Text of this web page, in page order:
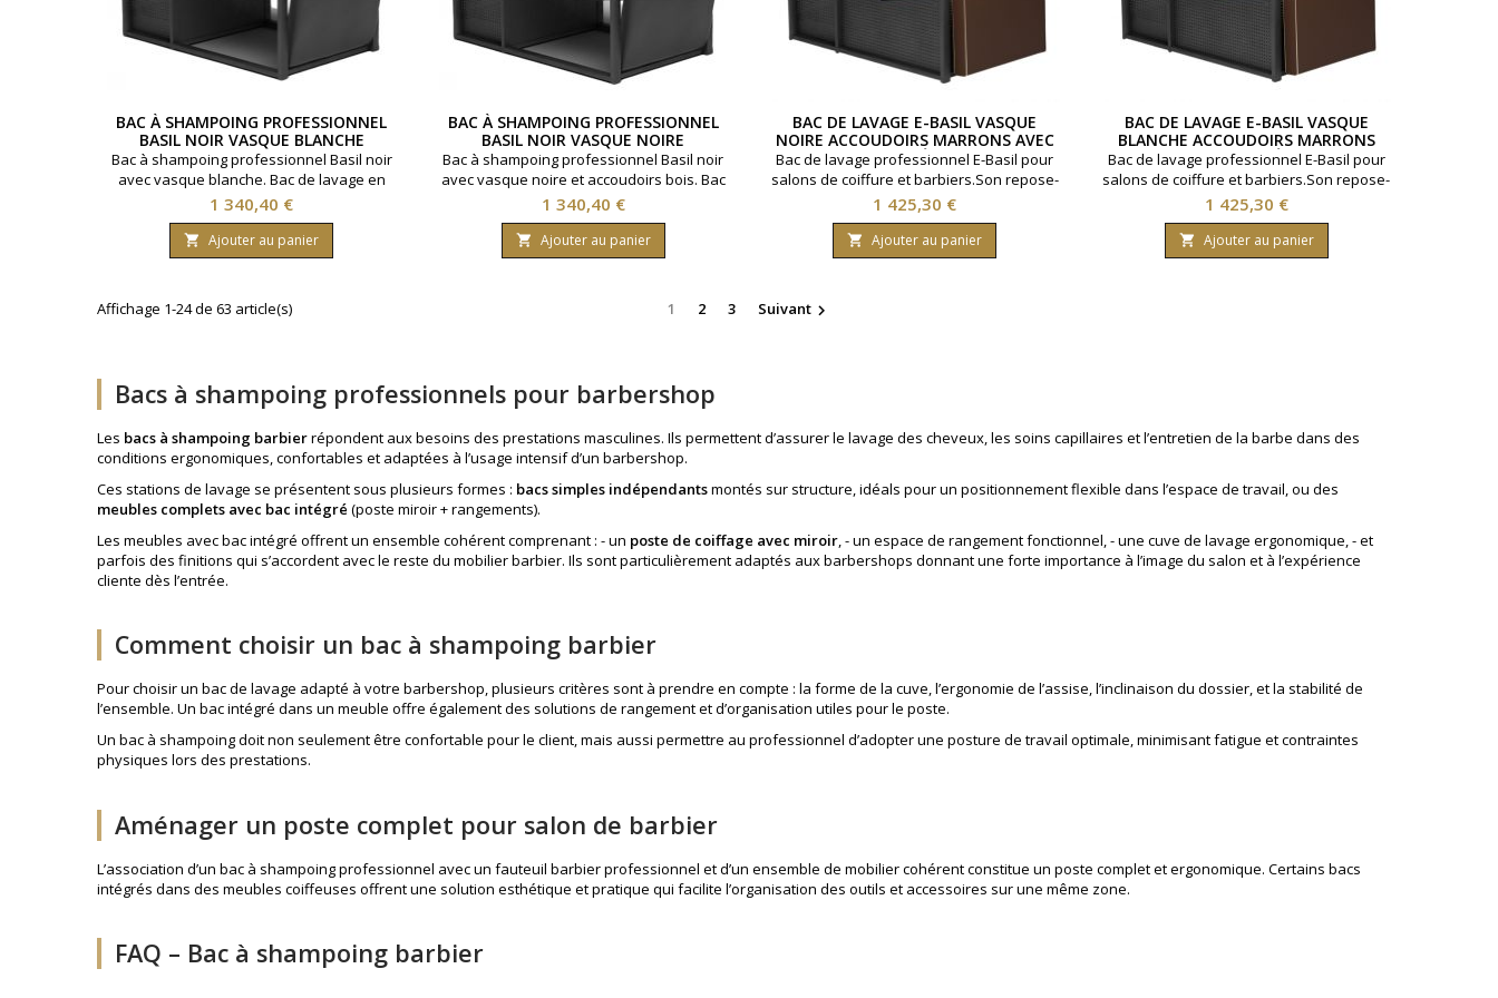
BAC À SHAMPOING PROFESSIONNEL
BASIL NOIR VASQUE BLANCHE
Bac à shampoing professionnel Basil noir
avec vasque blanche. Bac de lavage en
salon de coiffure améliorant le confort
client tout en facilitant le travail au poste
technique. Vasque inclinable, robinetterie
avec mitigeur et douchette. Rangements
usage intensif et optimisent la gestion du
flux client.
Prix
1 340,40 €
 Ajouter au panier
BAC À SHAMPOING PROFESSIONNEL
BASIL NOIR VASQUE NOIRE
ACCOUDOIRS BOIS
Bac à shampoing professionnel Basil noir
avec vasque noire et accoudoirs bois. Bac
de lavage en salon de coiffure améliorant
le confort client tout en facilitant le travail
au poste technique. Vasque inclinable,
robinetterie avec mitigeur et douchette.
exigences d’un usage intensif et
optimisent la gestion du flux...
Prix
1 340,40 €
 Ajouter au panier
BAC DE LAVAGE E-BASIL VASQUE
NOIRE ACCOUDOIRS MARRONS AVEC
REPOSE-PIEDS ÉLECTRIQUES
Bac de lavage professionnel E-Basil pour
salons de coiffure et barbiers.Son repose-
pieds électrique et son assise
ergonomique optimisent la posture du
client et facilitent le travail quotidien.Sa
structure métallique galvanisée associée
durabilité.Revêtement : marron.
Prix
1 425,30 €
 Ajouter au panier
BAC DE LAVAGE E-BASIL VASQUE
BLANCHE ACCOUDOIRS MARRONS
AVEC REPOSE-PIEDS ÉLECTRIQUES
Bac de lavage professionnel E-Basil pour
salons de coiffure et barbiers.Son repose-
pieds électrique et son assise
ergonomique optimisent la posture du
client et facilitent le travail quotidien.Sa
structure métallique galvanisée associée
Prix
1 425,30 €
 Ajouter au panier
Affichage 1-24 de 63 article(s) 1 2 3 Suivant
Bacs à shampoing professionnels pour barbershop
Les bacs à shampoing barbierrépondent aux besoins des prestations masculines. Ils permettent d’assurer le lavage des cheveux, les soins capillaires et l’entretien de la barbe dans des
conditions ergonomiques, confortables et adaptées à l’usage intensif d’un barbershop.
Ces stations de lavage se présentent sous plusieurs formes : bacs simples indépendantsmontés sur structure, idéals pour un positionnement flexible dans l’espace de travail, ou des
meubles complets avec bac intégré (poste miroir + rangements).
Les meubles avec bac intégré offrent un ensemble cohérent comprenant : - un poste de coiffage avec miroir, - un espace de rangement fonctionnel, - une cuve de lavage ergonomique, - et
parfois des finitions qui s’accordent avec le reste du mobilier barbier. Ils sont particulièrement adaptés aux barbershops donnant une forte importance à l’image du salon et à l’expérience
cliente dès l’entrée.
Comment choisir un bac à shampoing barbier
Pour choisir un bac de lavage adapté à votre barbershop, plusieurs critères sont à prendre en compte : la forme de la cuve, l’ergonomie de l’assise, l’inclinaison du dossier, et la stabilité de
l’ensemble. Un bac intégré dans un meuble offre également des solutions de rangement et d’organisation utiles pour le poste.
Un bac à shampoing doit non seulement être confortable pour le client, mais aussi permettre au professionnel d’adopter une posture de travail optimale, minimisant fatigue et contraintes
physiques lors des prestations.
Aménager un poste complet pour salon de barbier
L’association d’un bac à shampoing professionnel avec un fauteuil barbier professionnel et d’un ensemble de mobilier cohérent constitue un poste complet et ergonomique. Certains bacs
intégrés dans des meubles coiffeuses offrent une solution esthétique et pratique qui facilite l’organisation des outils et accessoires sur une même zone.
FAQ – Bac à shampoing barbier